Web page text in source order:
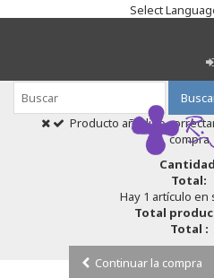
Select
Producto añadido
compra
Total:
Hay 1 artículo en
Total
Total :
Continuar la compra